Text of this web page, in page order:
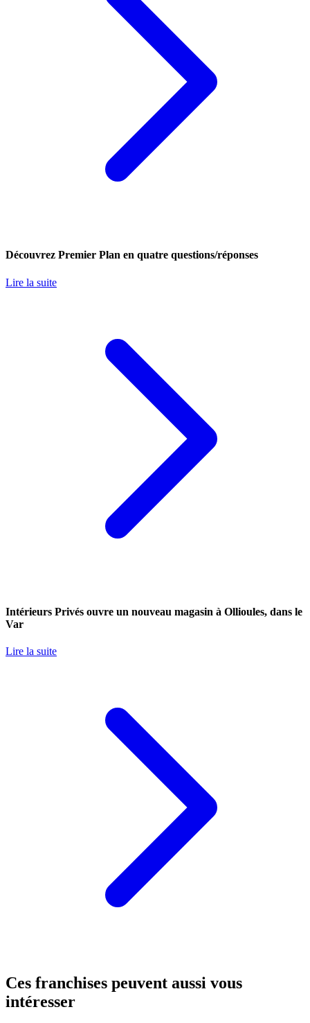
Découvrez Premier Plan en quatre questions/réponses
Lire la suite
Intérieurs Privés ouvre un nouveau magasin à Ollioules, dans le
Var
Lire la suite
Ces franchises peuvent aussi vous
intéresser